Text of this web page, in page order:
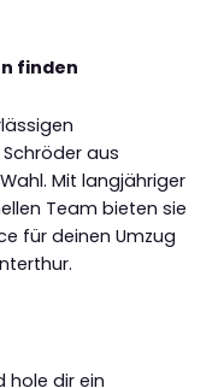
finden
aus
Mit langjähriger
Team bieten sie
für deinen Umzug
hole dir ein